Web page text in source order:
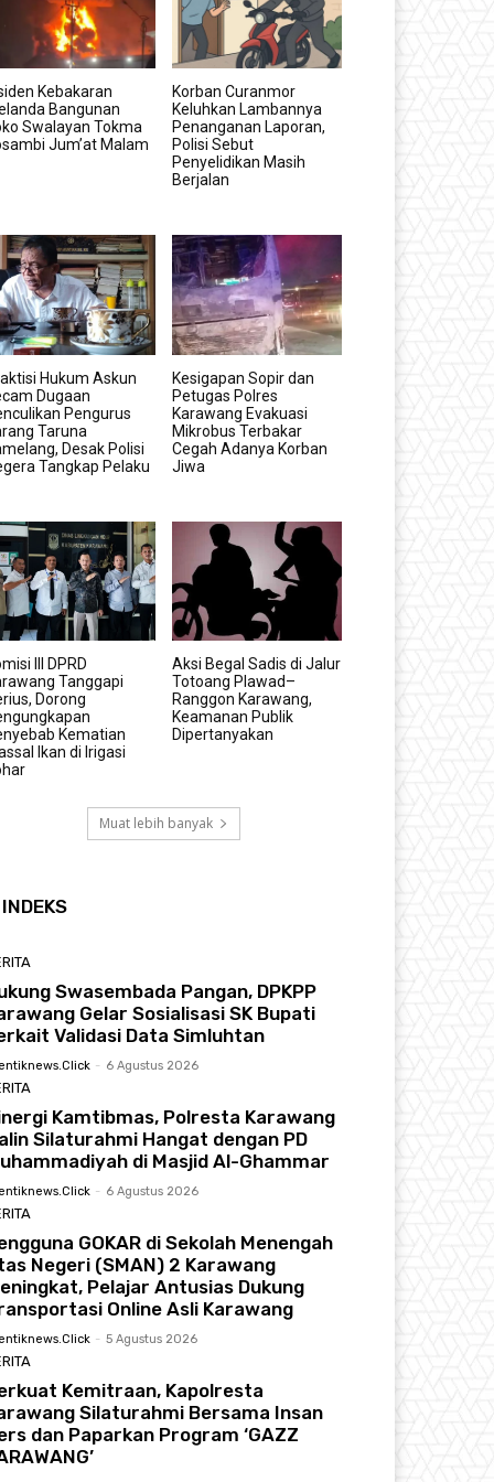
Kebakaran
Bangunan
Swalayan Tokma
Jum’at Malam
Korban Curanmor
Keluhkan Lambannya
Penanganan Laporan,
Polisi Sebut
Penyelidikan Masih
Berjalan
Hukum Askun
Dugaan
Pengurus
Taruna
Desak Polisi
Tangkap Pelaku
Kesigapan Sopir dan
Petugas Polres
Karawang Evakuasi
Mikrobus Terbakar
Cegah Adanya Korban
Jiwa
III DPRD
Tanggapi
Dorong
Kematian
Ikan di Irigasi
Aksi Begal Sadis di Jalur
Totoang Plawad–
Ranggon Karawang,
Keamanan Publik
Dipertanyakan
Muat lebih banyak
INDEKS
Swasembada Pangan, DPKPP
Gelar Sosialisasi SK Bupati
Validasi Data Simluhtan
- 6 Agustus 2026
Kamtibmas, Polresta Karawang
Silaturahmi Hangat dengan PD
di Masjid Al-Ghammar
- 6 Agustus 2026
GOKAR di Sekolah Menengah
Negeri (SMAN) 2 Karawang
Pelajar Antusias Dukung
Online Asli Karawang
- 5 Agustus 2026
Kemitraan, Kapolresta
Silaturahmi Bersama Insan
dan Paparkan Program ‘GAZZ